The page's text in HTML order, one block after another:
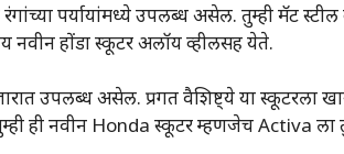
पर्यायांमध्ये उपलब्ध असेल. तुम्ही मॅट
नवीन होंडा स्कूटर अलॉय व्हीलसह येते.
उपलब्ध असेल. प्रगत वैशिष्ट्ये या स्कूटरला
ही नवीन Honda स्कूटर म्हणजेच Activa ला